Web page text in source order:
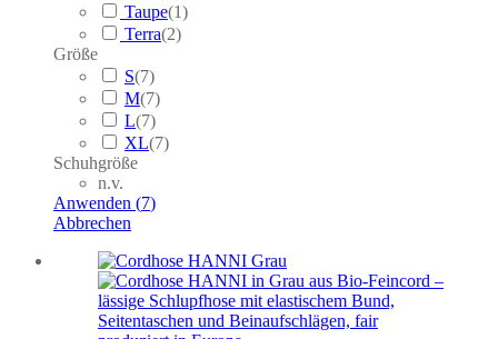
Taupe(1)
Terra(2)
Größe
S(7)
M(7)
L(7)
XL(7)
Schuhgröße
n.v.
Anwenden (7)
Abbrechen